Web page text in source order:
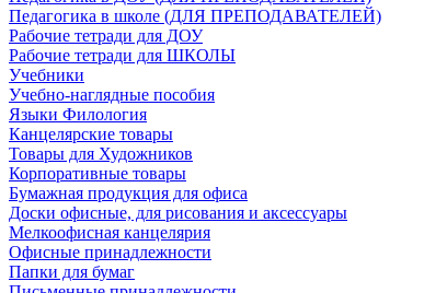
Педагогика в школе (ДЛЯ ПРЕПОДАВАТЕЛЕЙ)
Рабочие тетради для ДОУ
Рабочие тетради для ШКОЛЫ
Учебники
Учебно-наглядные пособия
Языки Филология
Канцелярские товары
Товары для Художников
Корпоративные товары
Бумажная продукция для офиса
Доски офисные, для рисования и аксессуары
Мелкоофисная канцелярия
Офисные принадлежности
Папки для бумаг